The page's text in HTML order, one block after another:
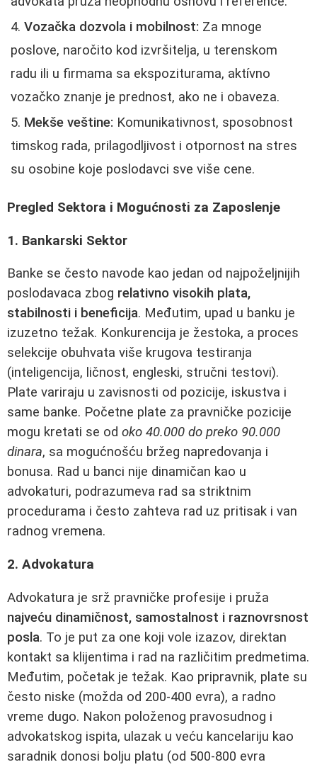
Vozаčka dozvola i mobilnost: Za mnoge
poslove, naročito kod izvršitelja, u terenskom
radu ili u firmama sa ekspoziturama, aktívno
vozačko znanje je prednost, ako ne i obaveza.
Mekše veštine: Komunikativnost, sposobnost
timskog rada, prilagodljivost i otpornost na stres
su osobine koje poslodavci sve više cene.
Pregled Sektora i Mogućnosti za Zaposlenje
1. Bankarski Sektor
Banke se često navode kao jedan od najpoželjnijih
poslodavaca zbog relativno visokih plata,
stabilnosti i beneficija. Međutim, upad u banku je
izuzetno težak. Konkurencija je žestoka, a proces
selekcije obuhvata više krugova testiranja
(inteligencija, ličnost, engleski, stručni testovi).
Plate variraju u zavisnosti od pozicije, iskustva i
same banke. Početne plate za pravničke pozicije
mogu kretati se od oko 40.000 do preko 90.000
dinara, sa mogućnošću bržeg napredovanja i
bonusa. Rad u banci nije dinamičan kao u
advokaturi, podrazumeva rad sa striktnim
procedurama i često zahteva rad uz pritisak i van
radnog vremena.
2. Advokatura
Advokatura je srž pravničke profesije i pruža
najveću dinamičnost, samostalnost i raznovrsnost
posla. To je put za one koji vole izazov, direktan
kontakt sa klijentima i rad na različitim predmetima.
Međutim, početak je težak. Kao pripravnik, plate su
često niske (možda od 200-400 evra), a radno
vreme dugo. Nakon položenog pravosudnog i
advokatskog ispita, ulazak u veću kancelariju kao
saradnik donosi bolju platu (od 500-800 evra